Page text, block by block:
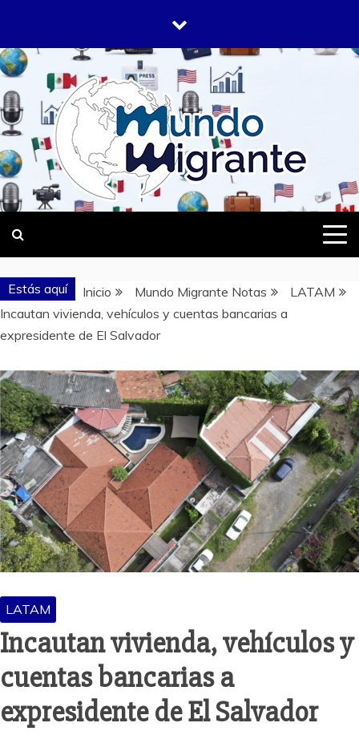
contenido
MUNDO
MIGRANTE
DONDE TODOS SOMOS MIGRANTES
Estás aquí Inicio Mundo Migrante Notas
LATAM
Incautan vivienda, vehículos y cuentas bancarias a
expresidente de El Salvador
LATAM
Incautan vivienda, vehículos y
cuentas bancarias a
expresidente de El Salvador